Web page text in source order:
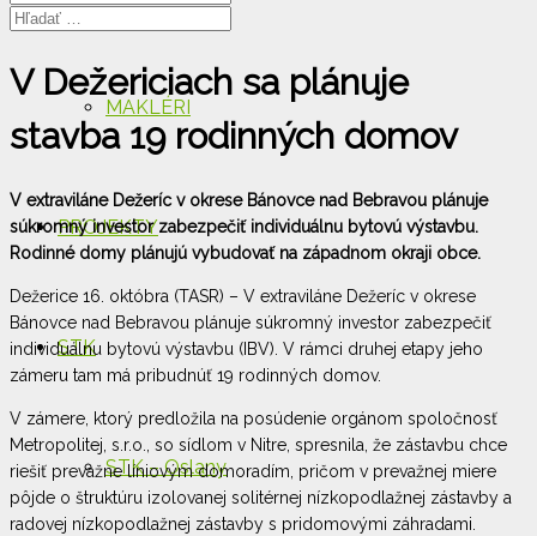
MAKLÉRI
PROJEKTY
STK
STK – Oslany
V Dežericiach sa plánuje
stavba 19 rodinných domov
V extraviláne Dežeríc v okrese Bánovce nad Bebravou plánuje
súkromný investor zabezpečiť individuálnu bytovú výstavbu.
Rodinné domy plánujú vybudovať na západnom okraji obce.
Dežerice 16. októbra (TASR) – V extraviláne Dežeríc v okrese
Bánovce nad Bebravou plánuje súkromný investor zabezpečiť
individuálnu bytovú výstavbu (IBV). V rámci druhej etapy jeho
zámeru tam má pribudnúť 19 rodinných domov.
V zámere, ktorý predložila na posúdenie orgánom spoločnosť
Metropolitej, s.r.o., so sídlom v Nitre, spresnila, že zástavbu chce
riešiť prevažne líniovým domoradím, pričom v prevažnej miere
pôjde o štruktúru izolovanej solitérnej nízkopodlažnej zástavby a
radovej nízkopodlažnej zástavby s pridomovými záhradami.